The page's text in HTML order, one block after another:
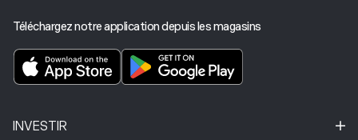
Téléchargez notre application depuis les magasins
INVESTIR